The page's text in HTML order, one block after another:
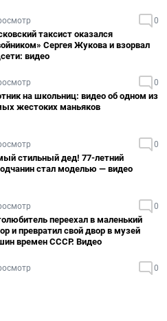
0
таксист оказался
Сергея Жукова и взорвал
видео
0
на школьниц: видео об одном из
жестоких маньяков
0
стильный дед! 77-летний
стал моделью — видео
0
переехал в маленький
и превратил свой двор в музей
времен СССР. Видео
0